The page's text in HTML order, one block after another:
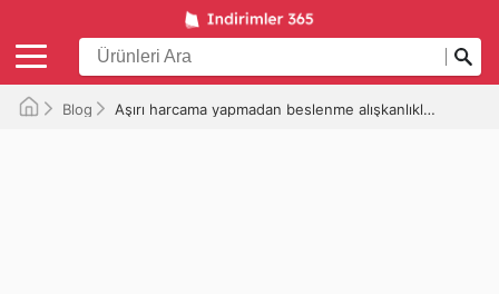
Blog Aşırı harcama yapmadan beslenme alışkanlıklarınızı geliştirmenin 5 yolu